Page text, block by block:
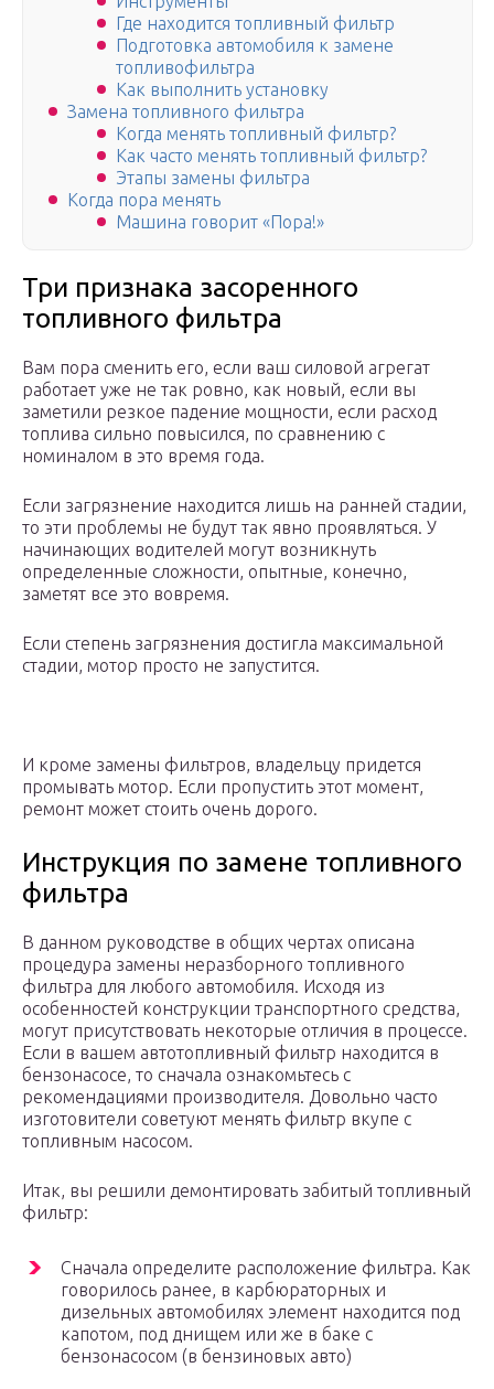
Где находится топливный фильтр
Подготовка автомобиля к замене
топливофильтра
Как выполнить установку
Замена топливного фильтра
Когда менять топливный фильтр?
Как часто менять топливный фильтр?
Этапы замены фильтра
Когда пора менять
Машина говорит «Пора!»
Три признака засоренного
топливного фильтра
Вам пора сменить его, если ваш силовой агрегат
работает уже не так ровно, как новый, если вы
заметили резкое падение мощности, если расход
топлива сильно повысился, по сравнению с
номиналом в это время года.
Если загрязнение находится лишь на ранней стадии,
то эти проблемы не будут так явно проявляться. У
начинающих водителей могут возникнуть
определенные сложности, опытные, конечно,
заметят все это вовремя.
Если степень загрязнения достигла максимальной
стадии, мотор просто не запустится.
И кроме замены фильтров, владельцу придется
промывать мотор. Если пропустить этот момент,
ремонт может стоить очень дорого.
Инструкция по замене топливного
фильтра
В данном руководстве в общих чертах описана
процедура замены неразборного топливного
фильтра для любого автомобиля. Исходя из
особенностей конструкции транспортного средства,
могут присутствовать некоторые отличия в процессе.
Если в вашем автотопливный фильтр находится в
бензонасосе, то сначала ознакомьтесь с
рекомендациями производителя. Довольно часто
изготовители советуют менять фильтр вкупе с
топливным насосом.
Итак, вы решили демонтировать забитый топливный
фильтр:
Сначала определите расположение фильтра. Как
говорилось ранее, в карбюраторных и
дизельных автомобилях элемент находится под
капотом, под днищем или же в баке с
бензонасосом (в бензиновых авто)